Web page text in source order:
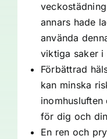
annars hade
använda
viktiga saker i
Förbättrad
kan minska
för dig och
En ren och